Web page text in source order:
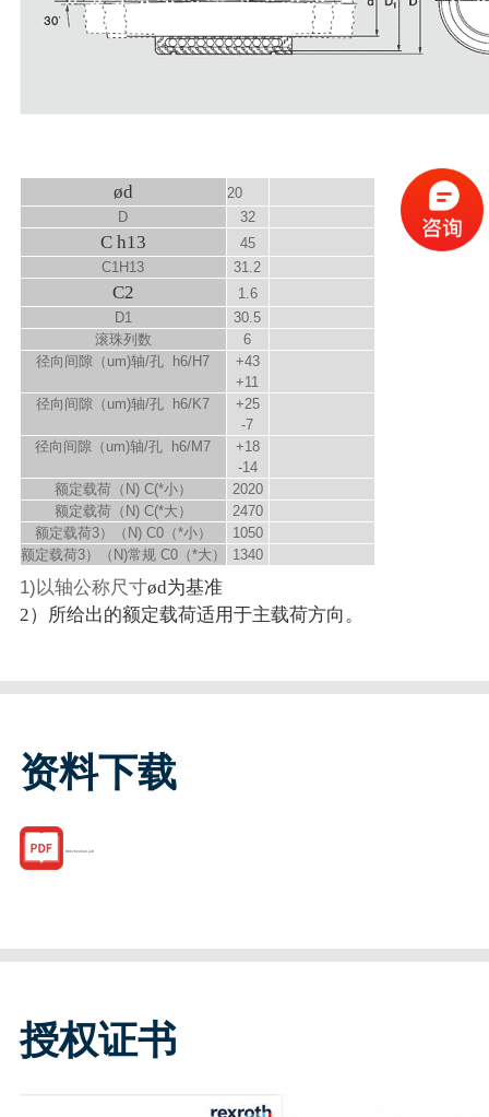
ød
20
D
32
C h13
45
C1H13 31.2
C2
1.6
D1
30.5
滚珠列数
6
径向间隙（um)轴/孔 h6/H7
+43
+11
径向间隙（um)轴/孔 h6/K7
+25
-7
径向间隙（um)轴/孔 h6/M7
+18
-14
额定载荷（N) C(*小）
2020
额定载荷（N) C(*大）
2470
额定载荷3） （N) C0（*小）
1050
额定载荷3） （N)常规 C0（*大） 1340
1)以轴公称尺寸ød为基准
2）所给出的额定载荷适用于主载荷方向。
资料下载
R067022040.pdf
授权证书